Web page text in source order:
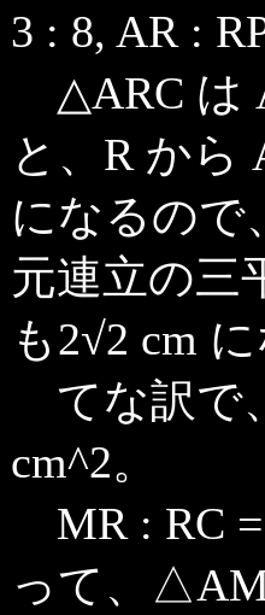
3 : 8, AR :
△ARC は
と、R から
になるので
元連立の三
も2√2 cm
てな訳で
cm^2。
MR : RC
って、